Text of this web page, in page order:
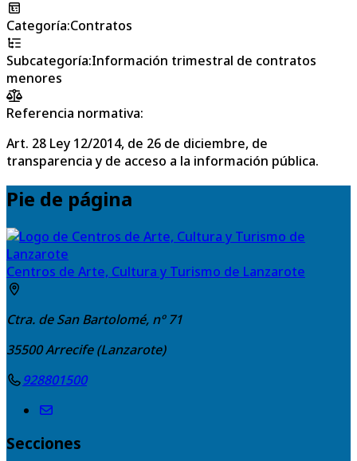
Categoría:Contratos
Subcategoría:Información trimestral de contratos
menores
Referencia normativa:
Art. 28 Ley 12/2014, de 26 de diciembre, de
transparencia y de acceso a la información pública.
Pie de página
Centros de Arte, Cultura y Turismo de Lanzarote
Ctra. de San Bartolomé, nº 71
35500Arrecife (Lanzarote)
928801500
Secciones